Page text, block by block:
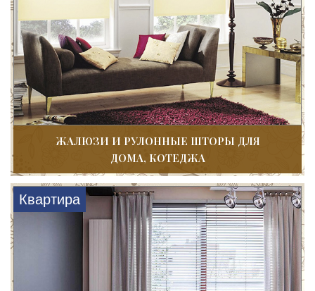
ЖАЛЮЗИ И РУЛОННЫЕ ШТОРЫ ДЛЯ
ДОМА, КОТЕДЖА
Квартира